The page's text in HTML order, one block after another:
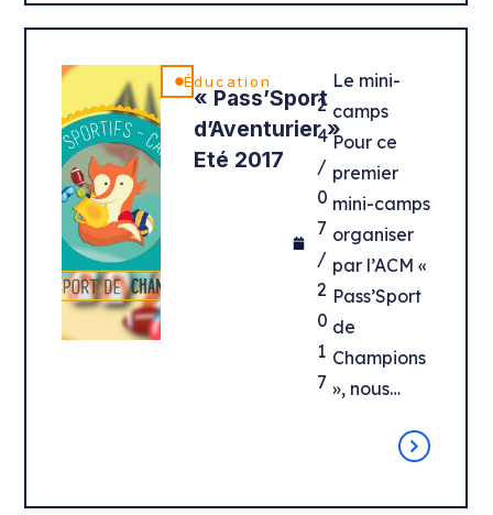
Éducation
« Pass’Sport
d’Aventurier »
Eté 2017
2
4
/
0
7
/
2
0
1
7
Le mini-
camps
Pour ce
premier
mini-camps
organiser
par l’ACM «
Pass’Sport
de
Champions
», nous…